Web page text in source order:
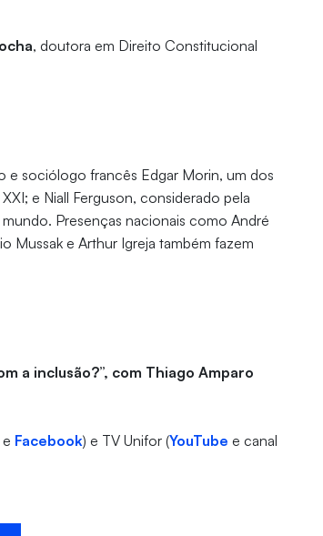
, doutora em Direito Constitucional
sociólogo francês Edgar Morin, um dos
e Niall Ferguson, considerado pela
Presenças nacionais como André
Mussak e Arthur Igreja também fazem
a inclusão?”, com Thiago Amparo
e Facebook) e TV Unifor (YouTube e canal